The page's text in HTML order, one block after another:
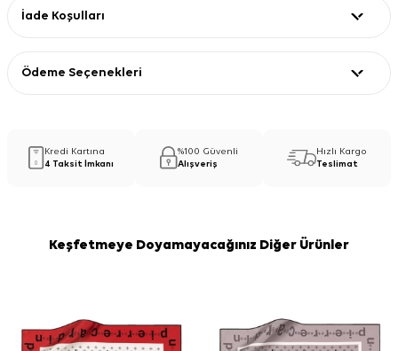
İade Koşulları
Ödeme Seçenekleri
Kredi Kartına
4 Taksit İmkanı
%100 Güvenli
Alışveriş
Hızlı Kargo
Teslimat
Keşfetmeye Doyamayacağınız Diğer Ürünler